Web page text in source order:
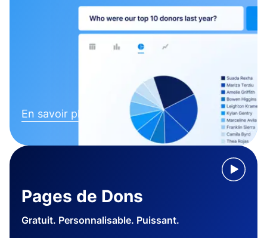
En savoir plus
Pages de Dons
Gratuit. Personnalisable. Puissant.